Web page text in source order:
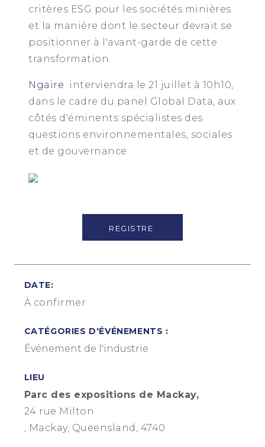
critères ESG pour les sociétés minières
et la manière dont le secteur devrait se
positionner à l'avant-garde de cette
transformation.
Ngaire interviendra le 21 juillet à 10h10,
dans le cadre du panel Global Data, aux
côtés d'éminents spécialistes des
questions environnementales, sociales
et de gouvernance.
REGISTRE
DATE:
À confirmer
CATÉGORIES D'ÉVÉNEMENTS :
Événement de l'industrie
LIEU
Parc des expositions de Mackay,
24 rue Milton
, Mackay, Queensland, 4740